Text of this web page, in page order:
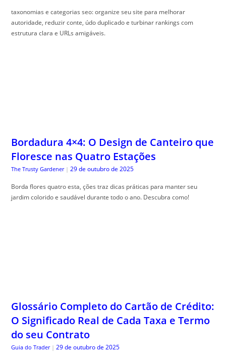
taxonomias e categorias seo: organize seu site para melhorar
autoridade, reduzir conte, údo duplicado e turbinar rankings com
estrutura clara e URLs amigáveis.
Bordadura 4×4: O Design de Canteiro que
Floresce nas Quatro Estações
The Trusty Gardener | 29 de outubro de 2025
Borda flores quatro esta, ções traz dicas práticas para manter seu
jardim colorido e saudável durante todo o ano. Descubra como!
Glossário Completo do Cartão de Crédito:
O Significado Real de Cada Taxa e Termo
do seu Contrato
Guia do Trader | 29 de outubro de 2025